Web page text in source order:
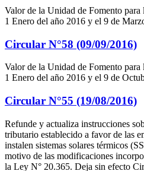
Valor de la Unidad de Fomento para
1 Enero del año 2016 y el 9 de
Circular N°58 (09/09/2016)
Valor de la Unidad de Fomento para
1 Enero del año 2016 y el 9 de
Circular N°55 (19/08/2016)
Refunde y actualiza instrucciones
tributario establecido a favor de las
instalen sistemas solares térmicos
motivo de las modificaciones
la Ley N° 20.365. Deja sin efecto